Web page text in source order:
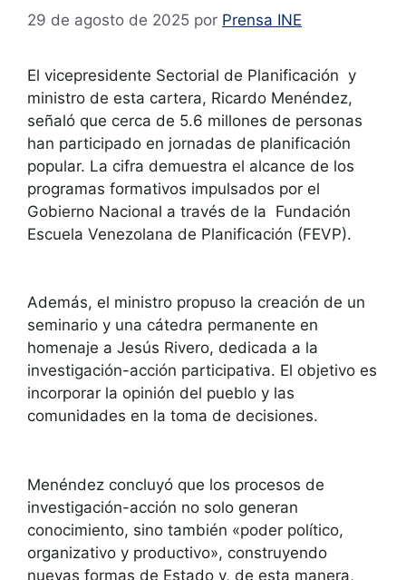
29 de agosto de 2025 por Prensa INE
El vicepresidente Sectorial de Planificación y
ministro de esta cartera, Ricardo Menéndez,
señaló que cerca de 5.6 millones de personas
han participado en jornadas de planificación
popular. La cifra demuestra el alcance de los
programas formativos impulsados por el
Gobierno Nacional a través de la Fundación
Escuela Venezolana de Planificación (FEVP).
Además, el ministro propuso la creación de un
seminario y una cátedra permanente en
homenaje a Jesús Rivero, dedicada a la
investigación-acción participativa. El objetivo es
incorporar la opinión del pueblo y las
comunidades en la toma de decisiones.
Menéndez concluyó que los procesos de
investigación-acción no solo generan
conocimiento, sino también «poder político,
organizativo y productivo», construyendo
nuevas formas de Estado y, de esta manera,